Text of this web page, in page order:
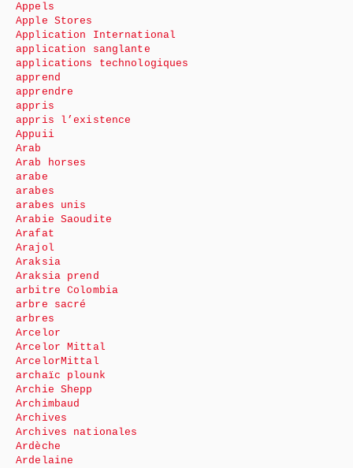
Appels
Apple Stores
Application International
application sanglante
applications technologiques
apprend
apprendre
appris
appris l’existence
Appuii
Arab
Arab horses
arabe
arabes
arabes unis
Arabie Saoudite
Arafat
Arajol
Araksia
Araksia prend
arbitre Colombia
arbre sacré
arbres
Arcelor
Arcelor Mittal
ArcelorMittal
archaïc plounk
Archie Shepp
Archimbaud
Archives
Archives nationales
Ardèche
Ardelaine